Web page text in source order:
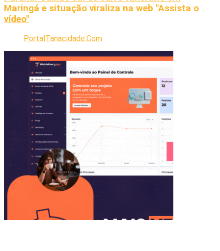
Maringá e situação viraliza na web "Assista o
vídeo"
PortalTanacidade.Com